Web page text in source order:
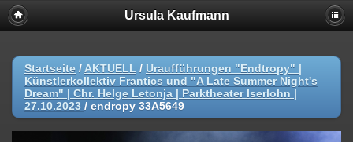
Ursula Kaufmann
Startseite / AKTUELL / Uraufführungen "Endtropy" |
Künstlerkollektiv Frantics und "A Late Summer Night's
Dream" | Chr. Helge Letonja | Parktheater Iserlohn |
27.10.2023 / endropy 33A5649